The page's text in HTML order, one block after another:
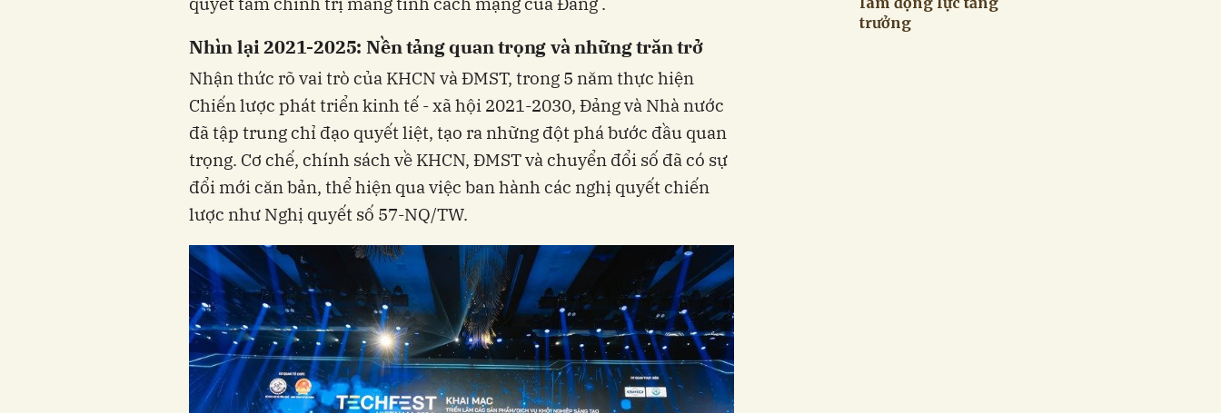
Nhìn lại 2021-2025: Nền tảng quan trọng và những trăn trở
Nhận thức rõ vai trò của KHCN và ĐMST, trong 5 năm thực hiện
Chiến lược phát triển kinh tế - xã hội 2021-2030, Đảng và Nhà nước
đã tập trung chỉ đạo quyết liệt, tạo ra những đột phá bước đầu quan
trọng. Cơ chế, chính sách về KHCN, ĐMST và chuyển đổi số đã có sự
đổi mới căn bản, thể hiện qua việc ban hành các nghị quyết chiến
lược như Nghị quyết số 57-NQ/TW.
trưởng